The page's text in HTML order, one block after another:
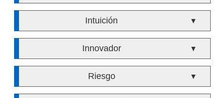
Intuición ▼
Innovador ▼
Riesgo ▼